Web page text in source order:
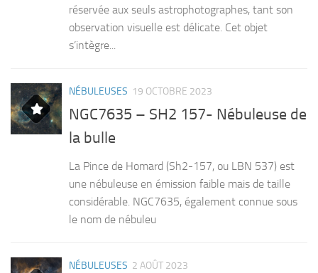
réservée aux seuls astrophotographes, tant son
observation visuelle est délicate. Cet objet
s’intègre...
NÉBULEUSES 19 OCTOBRE 2023
NGC7635 – SH2 157- Nébuleuse de
la bulle
La Pince de Homard (Sh2-157, ou LBN 537) est
une nébuleuse en émission faible mais de taille
considérable. NGC7635, également connue sous
le nom de nébuleu
NÉBULEUSES 2 AOÛT 2023